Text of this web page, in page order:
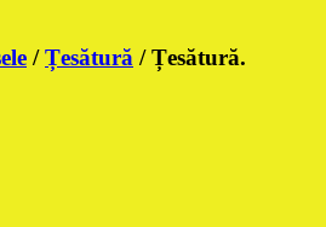
/Țesătură / Țesătură.